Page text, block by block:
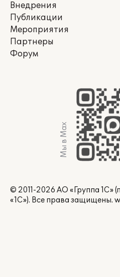
Внедрения
Публикации
Мероприятия
Партнеры
Форум
Мы в Max
© 2011-2026 АО «Группа 1С»
«1С»). Все права защищены.